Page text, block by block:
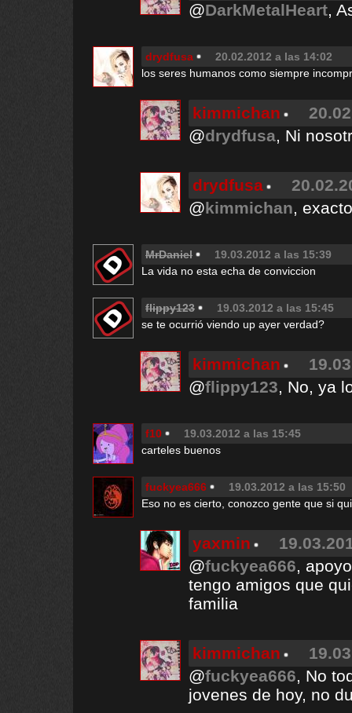
@DarkMetalHeart,
drydfusa
20.02.2012 a las 14:02
los seres humanos como siempre
kimmichan
@drydfusa, Ni
drydfusa
@kimmichan,
MrDaniel
19.03.2012 a las 15:39
La vida no esta echa de conviccion
flippy123
19.03.2012 a las 15:45
se te ocurrió viendo up ayer verdad?
kimmichan
@flippy123, No, ya
f10
19.03.2012 a las 15:45
carteles buenos
fuckyea666
19.03.2012 a las 15:50
Eso no es cierto, conozco gente que si
yaxmin
@fuckyea666,
tengo amigos que
familia
kimmichan
@fuckyea666, No
jovenes de hoy, no